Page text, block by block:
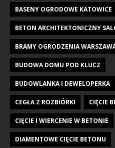
BASENY OGRODOWE KATOWICE
BETON ARCHITEKTONICZNY
BRAMY OGRODZENIA
BUDOWA DOMU POD KLUCZ
BUDOWLANKA I DEWELOPERKA
CEGŁA Z ROZBIÓRKI CIĘCIE
CIĘCIE I WIERCENIE W BETONIE
DIAMENTOWE CIĘCIE BETONU